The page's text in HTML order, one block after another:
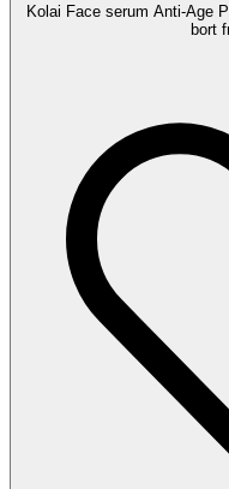
Kolai Face serum Anti-Age
bort